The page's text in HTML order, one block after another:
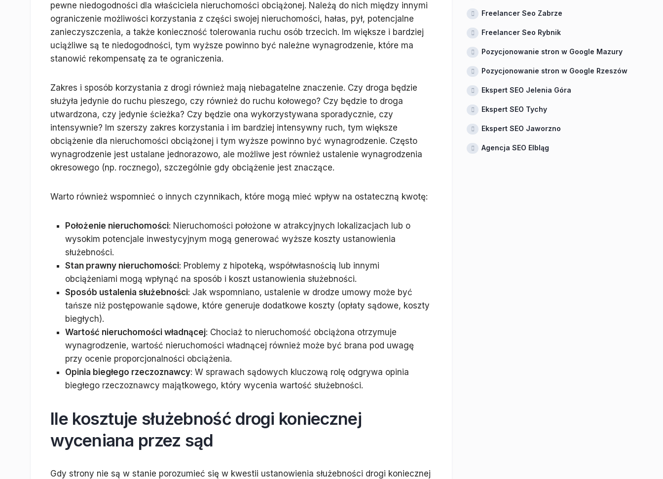
pewne niedogodności dla właściciela nieruchomości obciążonej. Należą do nich między innymi
ograniczenie możliwości korzystania z części swojej nieruchomości, hałas, pył, potencjalne
zanieczyszczenia, a także konieczność tolerowania ruchu osób trzecich. Im większe i bardziej
uciążliwe są te niedogodności, tym wyższe powinno być należne wynagrodzenie, które ma
stanowić rekompensatę za te ograniczenia.
Zakres i sposób korzystania z drogi również mają niebagatelne znaczenie. Czy droga będzie
służyła jedynie do ruchu pieszego, czy również do ruchu kołowego? Czy będzie to droga
utwardzona, czy jedynie ścieżka? Czy będzie ona wykorzystywana sporadycznie, czy
intensywnie? Im szerszy zakres korzystania i im bardziej intensywny ruch, tym większe
obciążenie dla nieruchomości obciążonej i tym wyższe powinno być wynagrodzenie. Często
wynagrodzenie jest ustalane jednorazowo, ale możliwe jest również ustalenie wynagrodzenia
okresowego (np. rocznego), szczególnie gdy obciążenie jest znaczące.
Warto również wspomnieć o innych czynnikach, które mogą mieć wpływ na ostateczną kwotę:
Położenie nieruchomości: Nieruchomości położone w atrakcyjnych lokalizacjach lub o
wysokim potencjale inwestycyjnym mogą generować wyższe koszty ustanowienia
służebności.
Stan prawny nieruchomości: Problemy z hipoteką, współwłasnością lub innymi
obciążeniami mogą wpłynąć na sposób i koszt ustanowienia służebności.
Sposób ustalenia służebności: Jak wspomniano, ustalenie w drodze umowy może być
tańsze niż postępowanie sądowe, które generuje dodatkowe koszty (opłaty sądowe, koszty
biegłych).
Wartość nieruchomości władnącej: Chociaż to nieruchomość obciążona otrzymuje
wynagrodzenie, wartość nieruchomości władnącej również może być brana pod uwagę
przy ocenie proporcjonalności obciążenia.
Opinia biegłego rzeczoznawcy: W sprawach sądowych kluczową rolę odgrywa opinia
biegłego rzeczoznawcy majątkowego, który wycenia wartość służebności.
Ile kosztuje służebność drogi koniecznej
wyceniana przez sąd
Gdy strony nie są w stanie porozumieć się w kwestii ustanowienia służebności drogi koniecznej
Freelancer Seo Zabrze
Freelancer Seo Rybnik
Pozycjonowanie stron w Google Mazury
Pozycjonowanie stron w Google Rzeszów
Ekspert SEO Jelenia Góra
Ekspert SEO Tychy
Ekspert SEO Jaworzno
Agencja SEO Elbląg